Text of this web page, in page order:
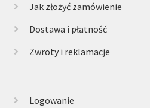
Jak złożyć zamówienie
Dostawa i płatność
Zwroty i reklamacje
Logowanie